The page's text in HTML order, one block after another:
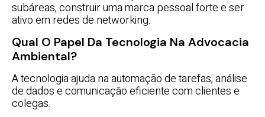
subáreas, construir uma marca pessoal forte e ser
ativo em redes de networking.
Qual O Papel Da Tecnologia Na Advocacia
Ambiental?
A tecnologia ajuda na automação de tarefas, análise
de dados e comunicação eficiente com clientes e
colegas.